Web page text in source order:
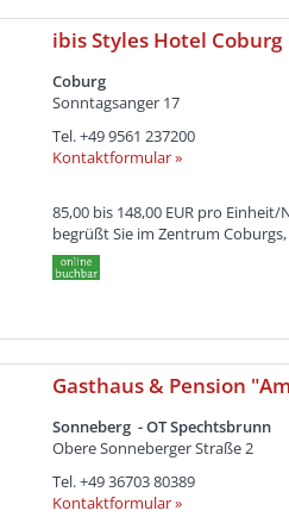
ibis Styles Hotel Coburg
Coburg
Sonntagsanger 17
Tel.+49 9561 237200
Kontaktformular »
85,00 bis 148,00 EUR pro
begrüßt Sie im Zentrum
Gasthaus & Pension
Sonneberg - OT Spechtsbrunn
Obere Sonneberger Straße 2
Tel.+49 36703 80389
Kontaktformular »